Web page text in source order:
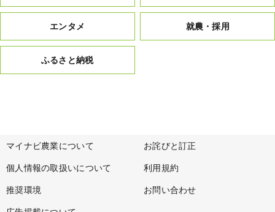
エンタメ 就農・採用
ふるさと納税
マイナビ農業について お詫びと訂正
個人情報の取扱いについて 利用規約
推奨環境 お問い合わせ